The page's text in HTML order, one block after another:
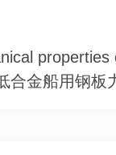
合金船用钢板